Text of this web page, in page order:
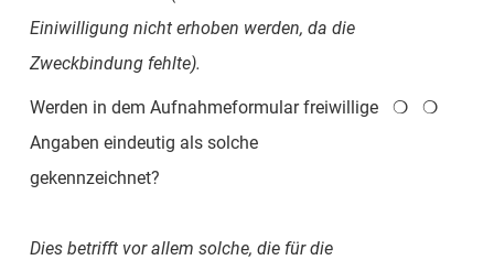
Einiwilligung nicht erhoben werden, da die
Zweckbindung fehlte).
Werden in dem Aufnahmeformular freiwillige
Angaben eindeutig als solche
gekennzeichnet?
Dies betrifft vor allem solche, die für die
❍ ❍